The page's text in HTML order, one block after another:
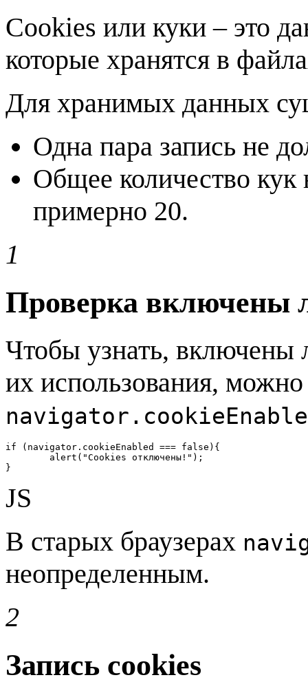
Сookies или куки – это
которые хранятся в
Для хранимых данных
Одна пара запись не
Общее количество кук
примерно 20.
1
Проверка включены
Чтобы узнать, включены
их использования,
if (navigator.cookieEnabled === false){
}
JS
В старых браузерах
неопределенным.
2
Запись cookies